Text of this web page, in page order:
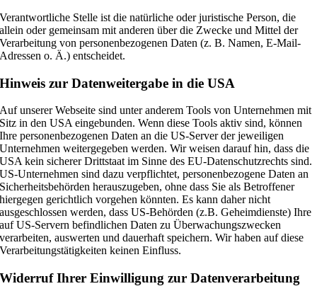
Verantwortliche Stelle ist die natürliche oder juristische Person, die
allein oder gemeinsam mit anderen über die Zwecke und Mittel der
Verarbeitung von personenbezogenen Daten (z. B. Namen, E-Mail-
Adressen o. Ä.) entscheidet.
Hinweis zur Datenweitergabe in die USA
Auf unserer Webseite sind unter anderem Tools von Unternehmen mit
Sitz in den USA eingebunden. Wenn diese Tools aktiv sind, können
Ihre personenbezogenen Daten an die US-Server der jeweiligen
Unternehmen weitergegeben werden. Wir weisen darauf hin, dass die
USA kein sicherer Drittstaat im Sinne des EU-Datenschutzrechts sind.
US-Unternehmen sind dazu verpflichtet, personenbezogene Daten an
Sicherheitsbehörden herauszugeben, ohne dass Sie als Betroffener
hiergegen gerichtlich vorgehen könnten. Es kann daher nicht
ausgeschlossen werden, dass US-Behörden (z.B. Geheimdienste) Ihre
auf US-Servern befindlichen Daten zu Überwachungszwecken
verarbeiten, auswerten und dauerhaft speichern. Wir haben auf diese
Verarbeitungstätigkeiten keinen Einfluss.
Widerruf Ihrer Einwilligung zur Datenverarbeitung